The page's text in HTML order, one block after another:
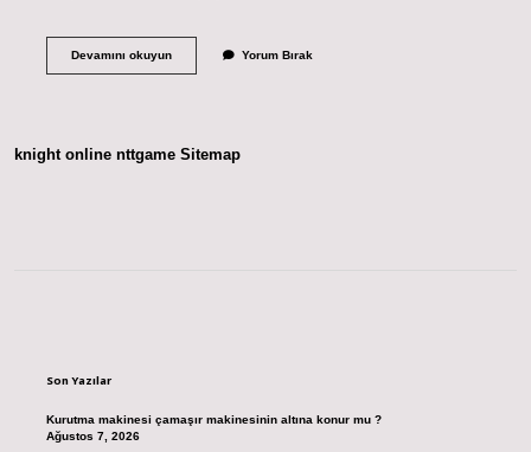
Devamını okuyunGece
Yorum Bırak
knight online nttgame Sitemap
Son Yazılar
Kurutma makinesi çamaşır makinesinin altına konur mu ?
Ağustos 7, 2026